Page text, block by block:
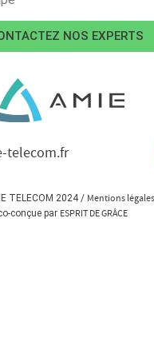
NOS EXPERTS
telecom.fr
TELECOM 2024 / Mentions légales
conçue par ESPRIT DE GRÂCE